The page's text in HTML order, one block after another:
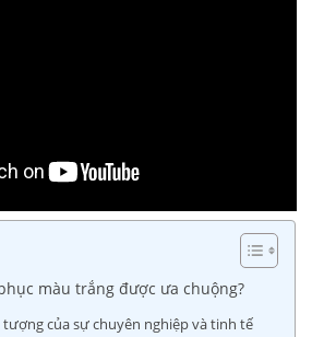
màu trắng được ưa chuộng?
tượng của sự chuyên nghiệp và tinh tế